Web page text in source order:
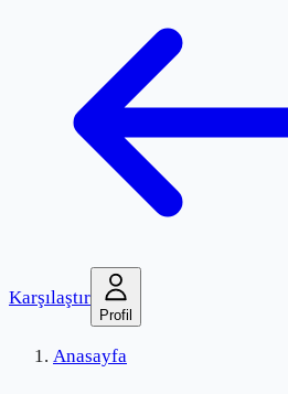
Karşılaştır
Profil
Anasayfa